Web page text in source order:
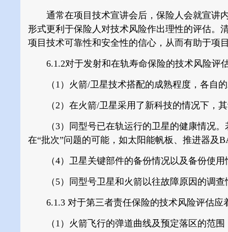
通常在项目技术宣讲会后，保险人会就宣讲
形式更利于保险人对技术风险作出理性的评估。
项目技术可靠性和安全性的信心，从而有助于项
6.1.2对于发射和在轨寿命保险的技术风险评
（1）火箭/卫星技术搭配的成熟程度，各自的
（2）在火箭/卫星采用了新科技的情况下，其
（3）同型号已在轨运行的卫星的健康情况。
在“批次”问题的可能，如太阳能帆板、推进器及
（4）卫星关键部件的备份情况以及备份使用
（5）同型号卫星和火箭以往故障原因的调查
6.1.3 对于第三者责任保险的技术风险评估
（1）火箭飞行的弹道曲线及预定落区的范围